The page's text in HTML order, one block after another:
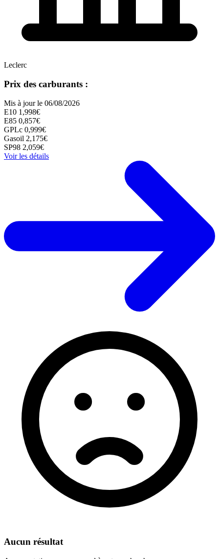
Leclerc
Prix des carburants :
Mis à jour le 06/08/2026
E10 1,998€
E85 0,857€
GPLc 0,999€
Gasoil 2,175€
SP98 2,059€
Voir les détails
Aucun résultat